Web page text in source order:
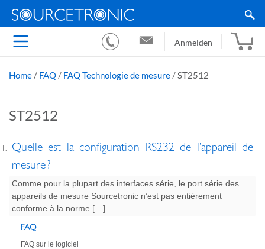
Anmelden
Home / FAQ / FAQ Technologie de mesure / ST2512
ST2512
Quelle est la configuration RS232 de l’appareil de
mesure ?
Comme pour la plupart des interfaces série, le port série des
appareils de mesure Sourcetronic n’est pas entièrement
conforme à la norme […]
FAQ
FAQ sur le logiciel